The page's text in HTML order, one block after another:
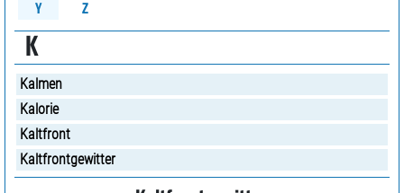
Y Z
K
Kalmen
Kalorie
Kaltfront
Kaltfrontgewitter